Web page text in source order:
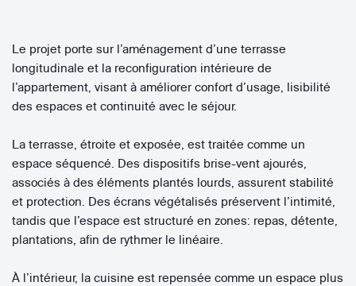
Le projet porte sur l’aménagement d’une terrasse
longitudinale et la reconfiguration intérieure de
l’appartement, visant à améliorer confort d’usage, lisibilité
des espaces et continuité avec le séjour.
La terrasse, étroite et exposée, est traitée comme un
espace séquencé. Des dispositifs brise-vent ajourés,
associés à des éléments plantés lourds, assurent stabilité
et protection. Des écrans végétalisés préservent l’intimité,
tandis que l’espace est structuré en zones: repas, détente,
plantations, afin de rythmer le linéaire.
À l’intérieur, la cuisine est repensée comme un espace plus